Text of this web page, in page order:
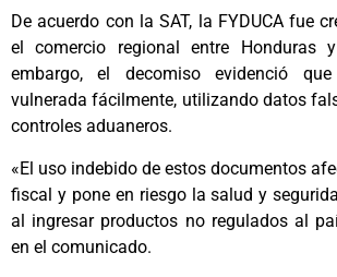
De acuerdo con la SAT, la FYDUCA fue
el comercio regional entre Honduras
embargo, el decomiso evidenció
vulnerada fácilmente, utilizando datos
controles aduaneros.
«El uso indebido de estos documentos
fiscal y pone en riesgo la salud y
al ingresar productos no regulados al
en el comunicado.